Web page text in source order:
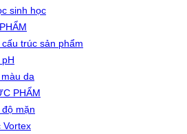
sinh học
trúc sản phẩm
da
PHẨM
mặn
Vortex